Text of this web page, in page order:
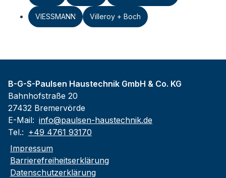
VIESSMANN Villeroy + Boch
B-G-S-Paulsen Haustechnik GmbH & Co. KG
Bahnhofstraße 20
27432 Bremervörde
E-Mail: info@paulsen-haustechnik.de
Tel.: +49 4761 93170
Impressum
Barrierefreiheitserklärung
Datenschutzerklärung